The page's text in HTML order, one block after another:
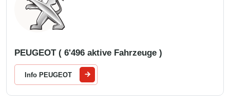
PEUGEOT ( 6'496 aktive Fahrzeuge )
Info PEUGEOT